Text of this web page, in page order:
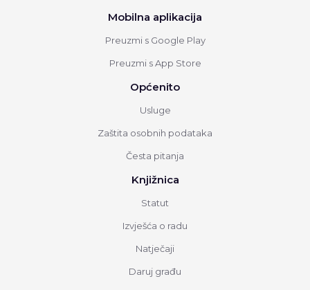
Mobilna aplikacija
Preuzmi s Google Play
Preuzmi s App Store
Općenito
Usluge
Zaštita osobnih podataka
Česta pitanja
Knjižnica
Statut
Izvješća o radu
Natječaji
Daruj građu